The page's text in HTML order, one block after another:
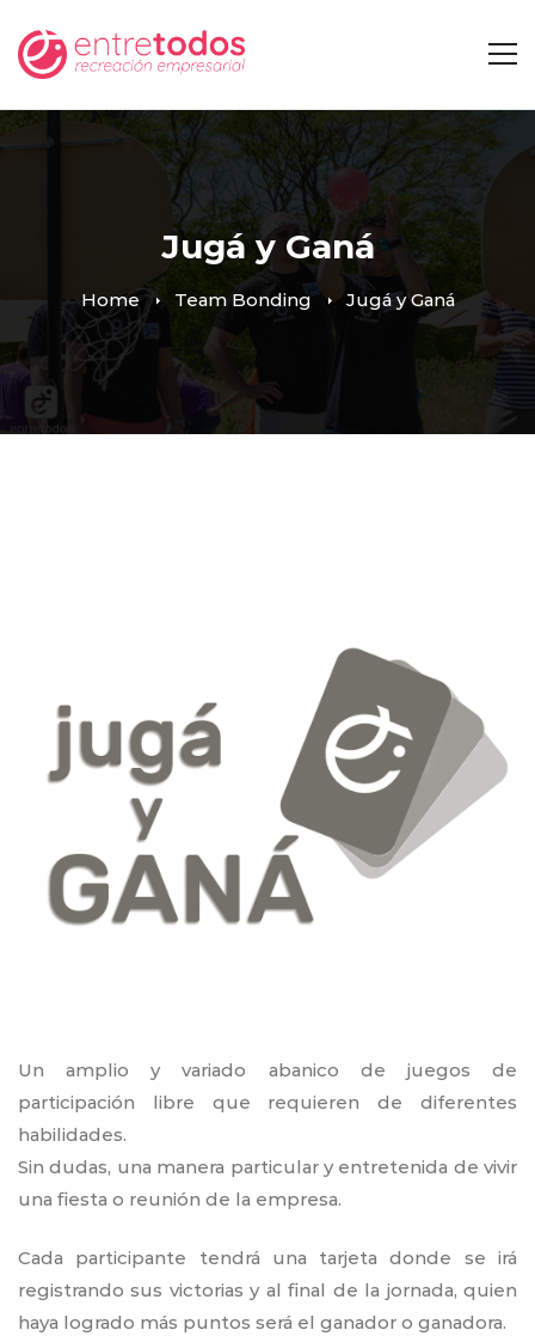
Jugá y Ganá
Home Team Bonding Jugá y Ganá
Un amplio y variado abanico de juegos de
participación libre que requieren de diferentes
habilidades.
Sin dudas, una manera particular y entretenida de vivir
una fiesta o reunión de la empresa.
Cada participante tendrá una tarjeta donde se irá
registrando sus victorias y al final de la jornada, quien
haya logrado más puntos será el ganador o ganadora.